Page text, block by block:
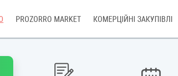
PROZORRO MARKET КОМЕРЦІЙНІ ЗАКУПІВЛІ